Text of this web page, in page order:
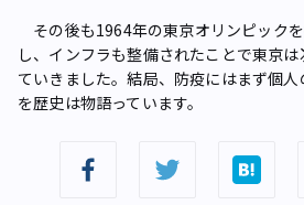
その後も1964年の東京オリンピック
し、インフラも整備されたことで東京
ていきました。結局、防疫にはまず個
を歴史は物語っています。